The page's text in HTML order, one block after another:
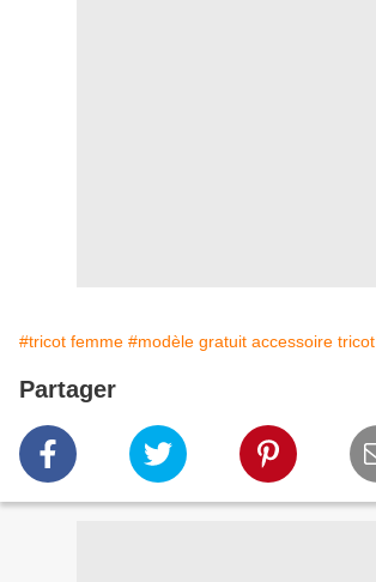
#tricot femme #modèle gratuit accessoire tricot
Partager